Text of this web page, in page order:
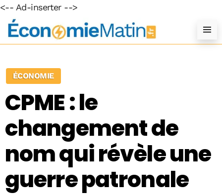
<-- Ad-inserter -->
ÉCONOMIE
CPME : le
changement de
nom qui révèle une
guerre patronale